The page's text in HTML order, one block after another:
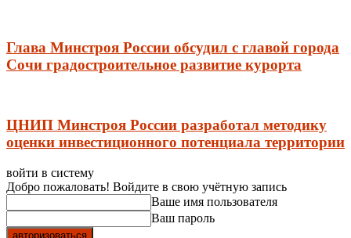
Глава Минстроя России обсудил с главой города
Сочи градостроительное развитие курорта
ЦНИП Минстроя России разработал методику
оценки инвестиционного потенциала территории
войти в систему
Добро пожаловать! Войдите в свою учётную запись
Ваше имя пользователя
Ваш пароль